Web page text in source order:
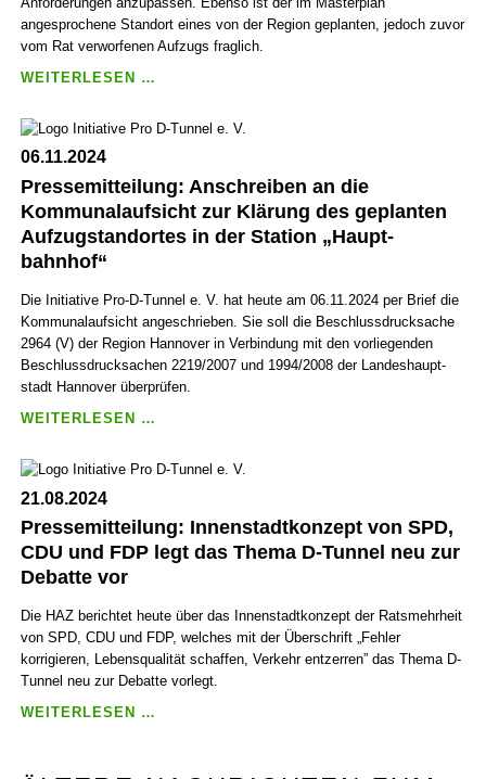
NÖRD­
LICHES
angesprochene Standort eines von der Region geplanten, jedoch zuvor
vom Rat verworfenen Aufzugs fraglich.
WEITERLESEN …
PLAN
BAHN­
HOFS­
VIERTEL“:
STATION
„HAUPT­
BAHN­
HOF“
IN
AN
DERUNGEN
ANPASSEN
06.11.2024
Pressemitteilung: Anschreiben an die
Kommunal­aufsicht zur Klärung des geplanten
Aufzug­stand­ortes in der Station „Haupt­
bahnhof“
Die Initiative Pro-D-Tunnel e. V. hat heute am 06.11.2024 per Brief die
Kommunal­aufsicht angeschrieben. Sie soll die Beschluss­druck­sache
2964 (V) der Region Hannover in Verbindung mit den vorliegenden
Beschluss­druck­sachen 2219/2007 und 1994/2008 der Landes­haupt­
stadt Hannover überprüfen.
WEITERLESEN …
AN
AUFSICHT
ZUR
GEPLANTEN
AUFZUG­
STAND­
ORTES
21.08.2024
Pressemitteilung: Innenstadtkonzept von SPD,
CDU und FDP legt das Thema D-Tunnel neu zur
Debatte vor
Die HAZ berichtet heute über das Innen­stadt­konzept der Rats­mehr­heit
von SPD, CDU und FDP, welches mit der Über­schrift „Fehler
korrigieren, Lebens­qualität schaffen, Verkehr entzerren” das Thema D-
Tunnel neu zur Debatte vorlegt.
WEITERLESEN …